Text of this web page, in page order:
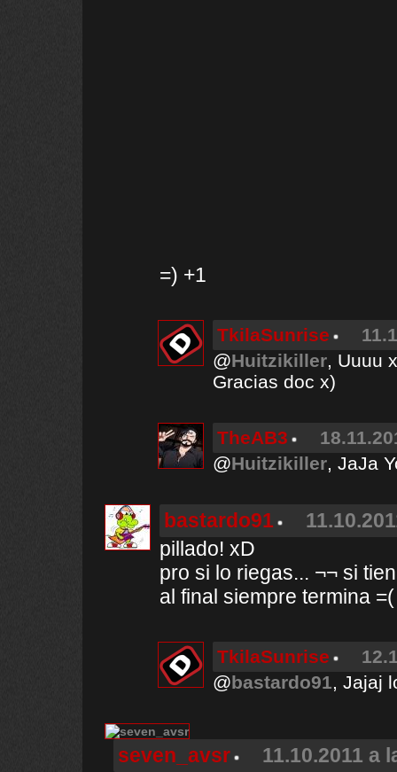
=) +1
TkilaSunrise
@Huitzikiller, Uuuu
Gracias doc x)
TheAB3
@Huitzikiller, JaJa
bastardo91
pillado! xD
pro si lo riegas... ¬¬ si
al final siempre termina =(
TkilaSunrise
@bastardo91, Jajaj
seven_avsr 11.10.2011 a